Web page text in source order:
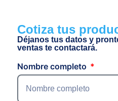
Cotiza tus
Déjanos tus datos y
ventas te contactará.
Nombre completo